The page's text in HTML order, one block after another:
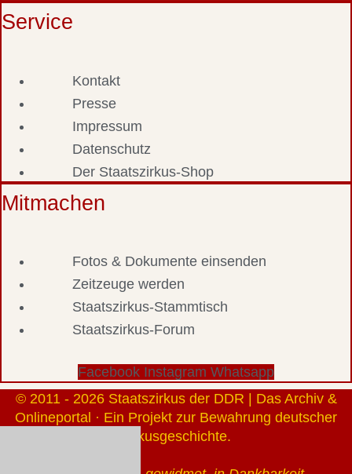
Service
Kontakt
Presse
Impressum
Datenschutz
Der Staatszirkus-Shop
Mitmachen
Fotos & Dokumente einsenden
Zeitzeuge werden
Staatszirkus-Stammtisch
Staatszirkus-Forum
Facebook Instagram Whatsapp
© 2011 - 2026 Staatszirkus der DDR | Das Archiv &
Onlineportal · Ein Projekt zur Bewahrung deutscher
Zirkusgeschichte.